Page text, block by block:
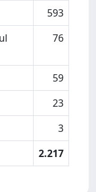
593
76
59
23
3
2.217